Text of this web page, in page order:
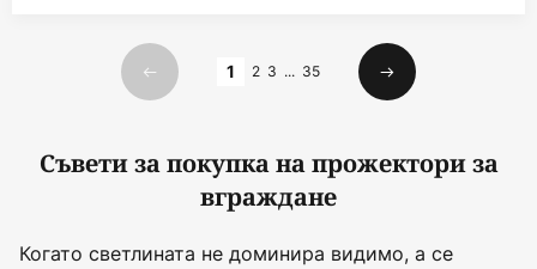
Предишна
1 2 3 ... 35
Следваща
Съвети за покупка на прожектори за
вграждане
Когато светлината не доминира видимо, а се